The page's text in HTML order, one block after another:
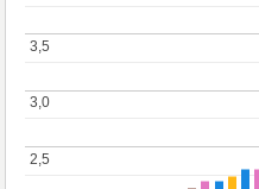
2,5
2,5
3,0
3,0
3,5
3,5